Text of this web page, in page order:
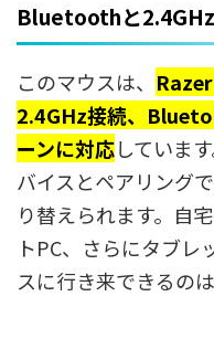
Bluetoothと
このマウスは、
2.4GHz接続、
ーンに対応していま
バイスとペアリング
り替えられます。自
トPC、さらにタブレ
スに行き来できるの